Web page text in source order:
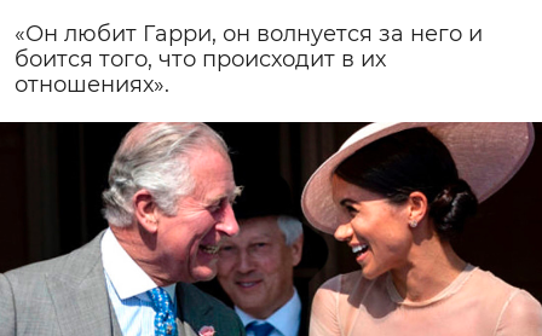
«Он любит Гарри, он волнуется за него и
боится того, что происходит в их
отношениях».